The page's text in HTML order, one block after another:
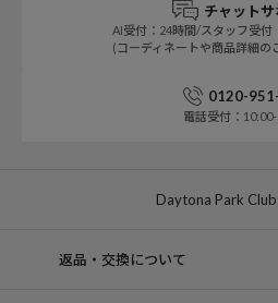
チャットサ
AI受付：24時間/スタッフ受付
(コーディネートや商品詳細の
0120-
電話受付：
Daytona Park
返品・交換について